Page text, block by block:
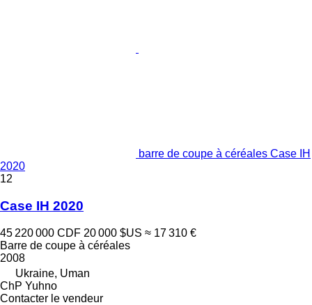
barre de coupe à céréales Case IH
2020
12
Case IH 2020
45 220 000 CDF 20 000 $US ≈ 17 310 €
Barre de coupe à céréales
2008
Ukraine, Uman
ChP Yuhno
Contacter le vendeur